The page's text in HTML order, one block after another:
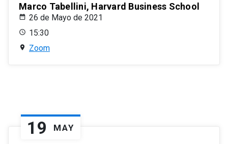
Marco Tabellini, Harvard Business School
26 de Mayo de 2021
15:30
Zoom
19 MAY